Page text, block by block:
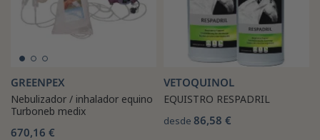
GREENPEX
Nebulizador / inhalador equino
Turboneb medix
670,16 €
VETOQUINOL
EQUISTRO RESPADRIL
desde 86,58 €